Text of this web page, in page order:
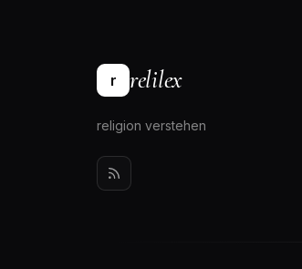
r relilex
religion verstehen